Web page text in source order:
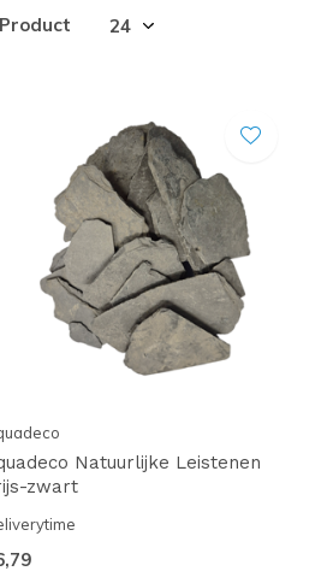
Natuurlijke Leistenen
zwart